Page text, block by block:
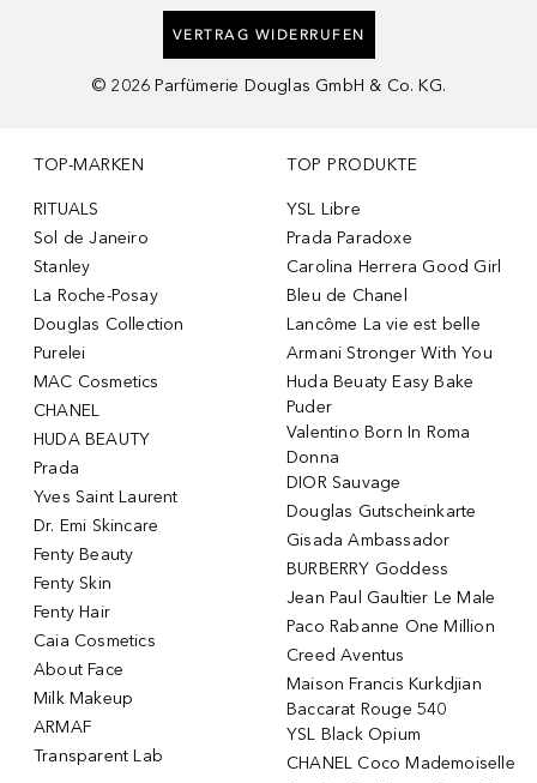
VERTRAG WIDERRUFEN
© 2026 Parfümerie Douglas GmbH & Co. KG.
TOP-MARKEN
RITUALS
Sol de Janeiro
Stanley
La Roche-Posay
Douglas Collection
Purelei
MAC Cosmetics
CHANEL
HUDA BEAUTY
Prada
Yves Saint Laurent
Dr. Emi Skincare
Fenty Beauty
Fenty Skin
Fenty Hair
Caia Cosmetics
About Face
Milk Makeup
ARMAF
Transparent Lab
TOP PRODUKTE
YSL Libre
Prada Paradoxe
Carolina Herrera Good Girl
Bleu de Chanel
Lancôme La vie est belle
Armani Stronger With You
Huda Beuaty Easy Bake
Puder
Valentino Born In Roma
Donna
DIOR Sauvage
Douglas Gutscheinkarte
Gisada Ambassador
BURBERRY Goddess
Jean Paul Gaultier Le Male
Paco Rabanne One Million
Creed Aventus
Maison Francis Kurkdjian
Baccarat Rouge 540
YSL Black Opium
CHANEL Coco Mademoiselle